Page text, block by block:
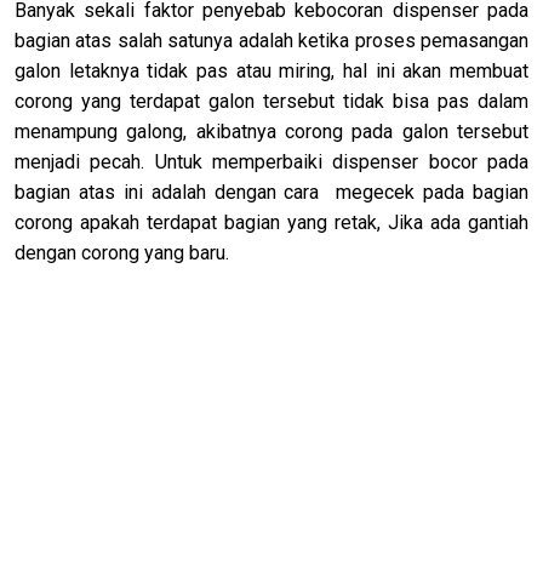
Banyak sekali faktor penyebab kebocoran dispenser pada
bagian atas salah satunya adalah ketika proses pemasangan
galon letaknya tidak pas atau miring, hal ini akan membuat
corong yang terdapat galon tersebut tidak bisa pas dalam
menampung galong, akibatnya corong pada galon tersebut
menjadi pecah. Untuk memperbaiki dispenser bocor pada
bagian atas ini adalah dengan cara megecek pada bagian
corong apakah terdapat bagian yang retak, Jika ada gantiah
dengan corong yang baru.